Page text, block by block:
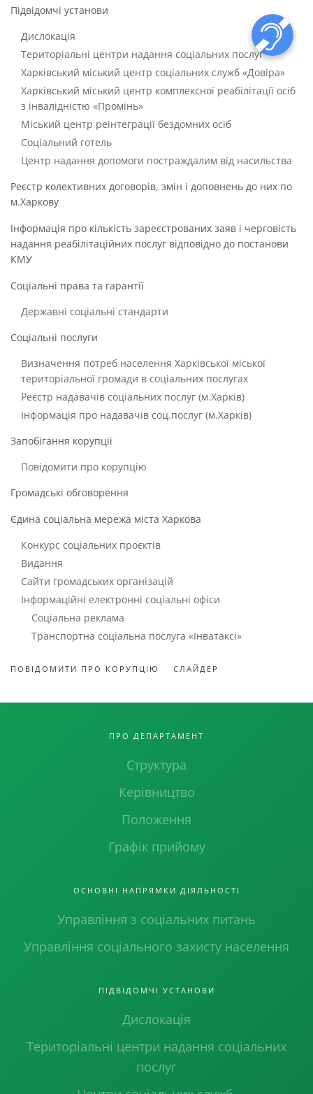
Підвідомчі установи
Дислокація
Територіальні центри надання соціальних послуг
Харківський міський центр соціальних служб «Довіра»
Харківський міський центр комплексної реабілітації осіб
з інвалідністю «Промінь»
Міський центр реінтеграції бездомних осіб
Соціальний готель
Центр надання допомоги постраждалим від насильства
Реєстр колективних договорів, змін і доповнень до них по
м.Харкову
Інформація про кількість зареєстрованих заяв і черговість
надання реабілітаційних послуг відповідно до постанови
КМУ
Соціальні права та гарантії
Державні соціальні стандарти
Соціальні послуги
Визначення потреб населення Харківської міської
територіальної громади в соціальних послугах
Реєстр надавачів соціальних послуг (м.Харків)
Інформація про надавачів соц.послуг (м.Харків)
Запобігання корупції
Повідомити про корупцію
Громадські обговорення
Єдина соціальна мережа міста Харкова
Конкурс соціальних проєктів
Видання
Сайти громадських організацій
Інформаційні електронні соціальні офіси
Соціальна реклама
Транспортна соціальна послуга «Інватаксі»
ПОВІДОМИТИ ПРО КОРУПЦІЮ СЛАЙДЕР
ПРО ДЕПАРТАМЕНТ
Структура
Керівництво
Положення
Графік прийому
ОСНОВНІ НАПРЯМКИ ДІЯЛЬНОСТІ
Управління з соціальних питань
Управління соціального захисту населення
ПІДВІДОМЧІ УСТАНОВИ
Дислокація
Територіальні центри надання соціальних
послуг